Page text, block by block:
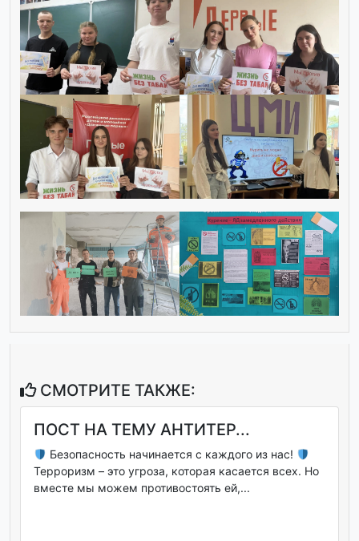
СМОТРИТЕ ТАКЖЕ:
ПОСТ НА ТЕМУ АНТИТЕР...
Безопасность начинается с каждого из нас!
Терроризм – это угроза, которая касается всех. Но
вместе мы можем противостоять ей,...